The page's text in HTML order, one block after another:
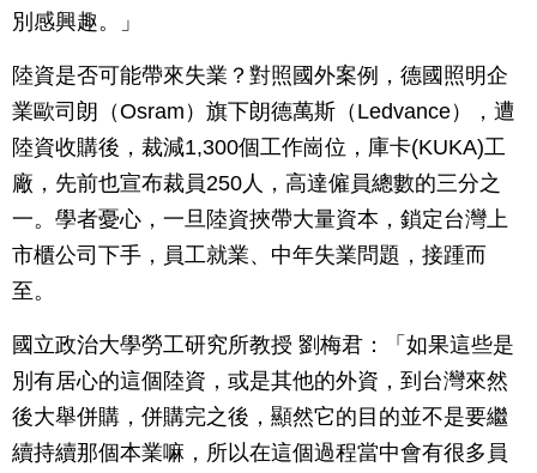
別感興趣。」
陸資是否可能帶來失業？對照國外案例，德國照明企
業歐司朗（Osram）旗下朗德萬斯（Ledvance），遭
陸資收購後，裁減1,300個工作崗位，庫卡(KUKA)工
廠，先前也宣布裁員250人，高達僱員總數的三分之
一。學者憂心，一旦陸資挾帶大量資本，鎖定台灣上
市櫃公司下手，員工就業、中年失業問題，接踵而
至。
國立政治大學勞工研究所教授 劉梅君：「如果這些是
別有居心的這個陸資，或是其他的外資，到台灣來然
後大舉併購，併購完之後，顯然它的目的並不是要繼
續持續那個本業嘛，所以在這個過程當中會有很多員